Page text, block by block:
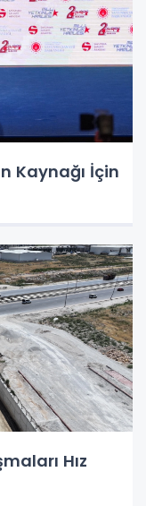
Kaynağı İçin
Hız